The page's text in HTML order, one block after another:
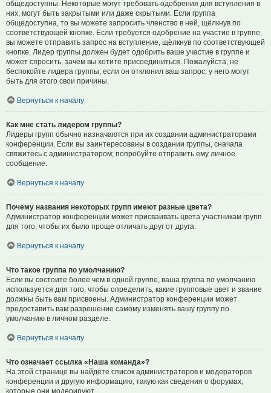
общедоступны. Некоторые могут требовать одобрения для вступления в
них, могут быть закрытыми или даже скрытыми. Если группа
общедоступна, то вы можете запросить членство в ней, щёлкнув по
соответствующей кнопке. Если требуется одобрение на участие в группе,
вы можете отправить запрос на вступление, щёлкнув по соответствующей
кнопке. Лидер группы должен будет одобрить ваше участие в группе и
может спросить, зачем вы хотите присоединиться. Пожалуйста, не
беспокойте лидера группы, если он отклонил ваш запрос; у него могут
быть для этого свои причины.
Вернуться к началу
Как мне стать лидером группы?
Лидеры групп обычно назначаются при их создании администраторами
конференции. Если вы заинтересованы в создании группы, сначала
свяжитесь с администратором; попробуйте отправить ему личное
сообщение.
Вернуться к началу
Почему названия некоторых групп имеют разные цвета?
Администратор конференции может присваивать цвета участникам групп
для того, чтобы их было проще отличать друг от друга.
Вернуться к началу
Что такое группа по умолчанию?
Если вы состоите более чем в одной группе, ваша группа по умолчанию
используется для того, чтобы определить, какие групповые цвет и звание
должны быть вам присвоены. Администратор конференции может
предоставить вам разрешение самому изменять вашу группу по
умолчанию в личном разделе.
Вернуться к началу
Что означает ссылка «Наша команда»?
На этой странице вы найдёте список администраторов и модераторов
конференции и другую информацию, такую как сведения о форумах,
которые они модерируют.